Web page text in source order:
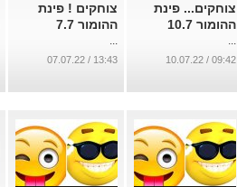
צוחקים... פינת
ההומור 10.7
...
09:42 / 10.07.22
צוחקים ! פינת
ההומור 7.7
...
13:43 / 07.07.22